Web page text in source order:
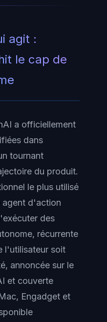
agit :
le cap de
a officiellement
dans
tournant
du produit.
le plus utilisé
agent d'action
des
récurrente
l'utilisateur soit
annoncée sur le
et couverte
Engadget et